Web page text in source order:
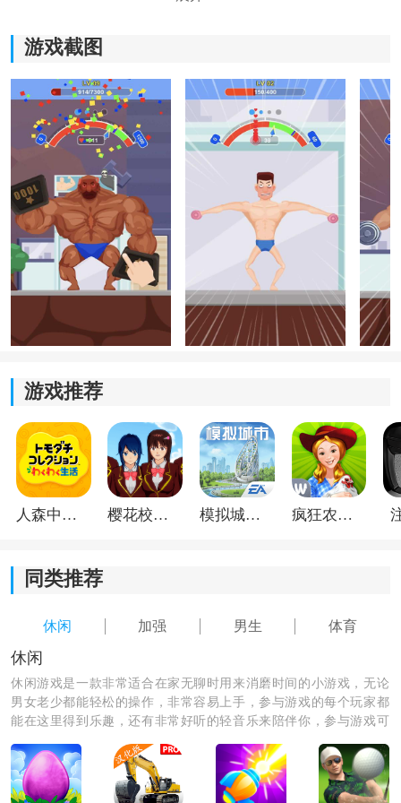
《硬汉》游戏特色：
1.在游戏中，玩家必须不停地点击屏幕。屏幕上的指针不
断以蓝色和绿色显示；
2.玩家点击时的点击越准确，玩家获得的金币越多，玩家
角色在游戏中的锻炼效果也越大;
否快速完成这个游戏的
游戏截图
游戏推荐
人森中文版 樱花校园模拟器1.048.00中文版 模拟城市我是巿长联机版 疯狂农场3美国派19
同类推荐
休闲 加强 男生 体育
休闲
休闲游戏是一款非常适合在家无聊时用来消磨时间的小游戏，无论
男女老少都能轻松的操作，非常容易上手，参与游戏的每个玩家都
能在这里得到乐趣，还有非常好听的轻音乐来陪伴你，参与游戏可
必备的一款app哦。